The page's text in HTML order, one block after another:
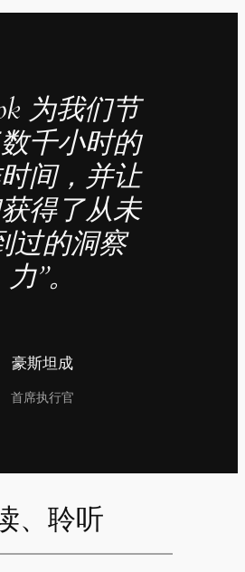
为我们节
千小时的
间，并让
得了从未
过的洞察
力”。
豪斯坦成
首席执行官
、聆听